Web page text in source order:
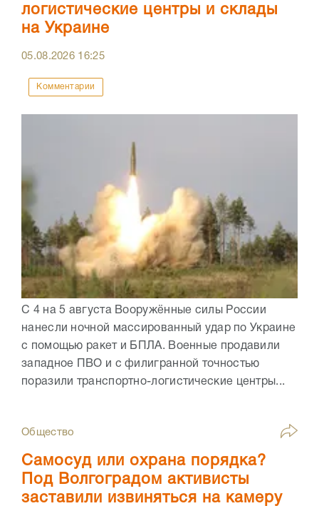
логистические центры и склады
на Украине
05.08.2026 16:25
Комментарии
С 4 на 5 августа Вооружённые силы России
нанесли ночной массированный удар по Украине
с помощью ракет и БПЛА. Военные продавили
западное ПВО и с филигранной точностью
поразили транспортно-логистические центры...
Общество
Самосуд или охрана порядка?
Под Волгоградом активисты
заставили извиняться на камеру